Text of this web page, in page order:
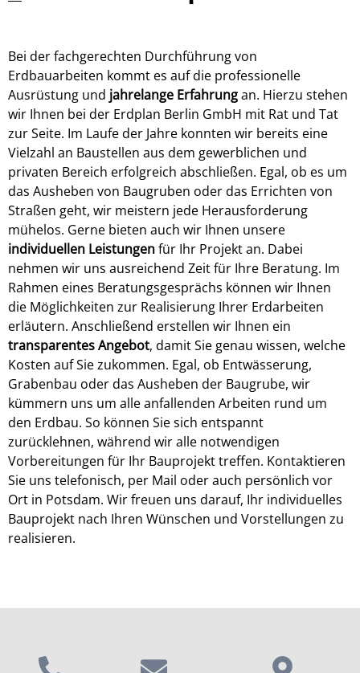
Bei der fachgerechten Durchführung von
Erdbauarbeiten kommt es auf die professionelle
Ausrüstung und jahrelange Erfahrungan. Hierzu stehen
wir Ihnen bei der Erdplan Berlin GmbH mit Rat und Tat
zur Seite. Im Laufe der Jahre konnten wir bereits eine
Vielzahl an Baustellen aus dem gewerblichen und
privaten Bereich erfolgreich abschließen. Egal, ob es um
das Ausheben von Baugruben oder das Errichten von
Straßen geht, wir meistern jede Herausforderung
mühelos. Gerne bieten auch wir Ihnen unsere
individuellen Leistungenfür Ihr Projekt an. Dabei
nehmen wir uns ausreichend Zeit für Ihre Beratung. Im
Rahmen eines Beratungsgesprächs können wir Ihnen
die Möglichkeiten zur Realisierung Ihrer Erdarbeiten
erläutern. Anschließend erstellen wir Ihnen ein
transparentes Angebot, damit Sie genau wissen, welche
Kosten auf Sie zukommen. Egal, ob Entwässerung,
Grabenbau oder das Ausheben der Baugrube, wir
kümmern uns um alle anfallenden Arbeiten rund um
den Erdbau. So können Sie sich entspannt
zurücklehnen, während wir alle notwendigen
Vorbereitungen für Ihr Bauprojekt treffen. Kontaktieren
Sie uns telefonisch, per Mail oder auch persönlich vor
Ort in Potsdam. Wir freuen uns darauf, Ihr individuelles
Bauprojekt nach Ihren Wünschen und Vorstellungen zu
realisieren.